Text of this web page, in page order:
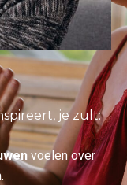
je zult:
voelen over